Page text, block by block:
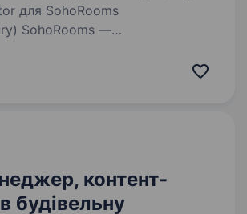
для SohoRooms
SohoRooms —
світових брендів
контент-
будівельну